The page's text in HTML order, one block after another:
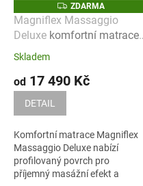
Z
D
A
R
ZDARMA
Magniflex Massaggio
Deluxe komfortní matrace
s profilovaným povrchem a
Skladem
od 17 490 Kč
DETAIL
Komfortní matrace Magniflex
Massaggio Deluxe nabízí
profilovaný povrch pro
příjemný masážní efekt a